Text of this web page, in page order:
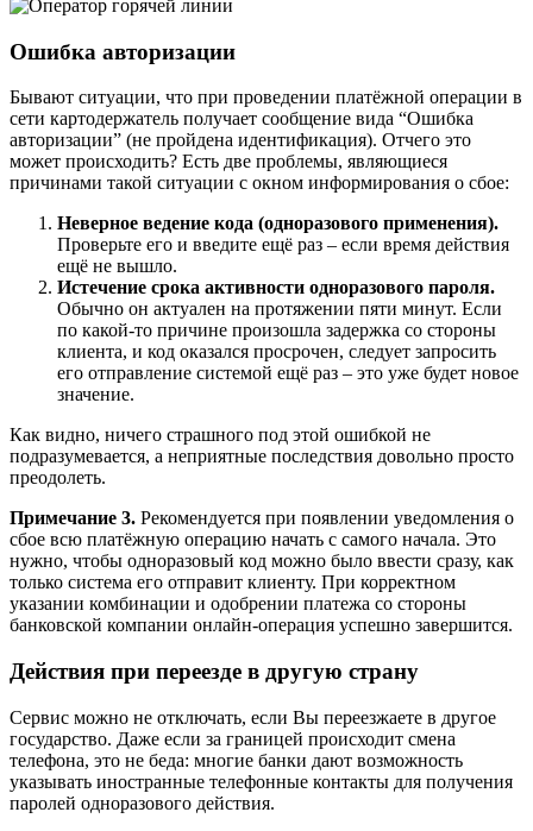
Ошибка авторизации
Бывают ситуации, что при проведении платёжной операции в
сети картодержатель получает сообщение вида “Ошибка
авторизации” (не пройдена идентификация). Отчего это
может происходить? Есть две проблемы, являющиеся
причинами такой ситуации с окном информирования о сбое:
Неверное ведение кода (одноразового применения).
Проверьте его и введите ещё раз – если время действия
ещё не вышло.
Истечение срока активности одноразового пароля.
Обычно он актуален на протяжении пяти минут. Если
по какой-то причине произошла задержка со стороны
клиента, и код оказался просрочен, следует запросить
его отправление системой ещё раз – это уже будет новое
значение.
Как видно, ничего страшного под этой ошибкой не
подразумевается, а неприятные последствия довольно просто
преодолеть.
Примечание 3. Рекомендуется при появлении уведомления о
сбое всю платёжную операцию начать с самого начала. Это
нужно, чтобы одноразовый код можно было ввести сразу, как
только система его отправит клиенту. При корректном
указании комбинации и одобрении платежа со стороны
банковской компании онлайн-операция успешно завершится.
Действия при переезде в другую страну
Сервис можно не отключать, если Вы переезжаете в другое
государство. Даже если за границей происходит смена
телефона, это не беда: многие банки дают возможность
указывать иностранные телефонные контакты для получения
паролей одноразового действия.